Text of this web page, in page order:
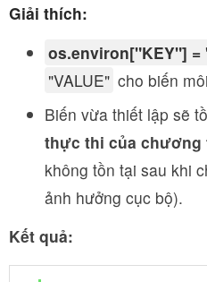
Giải thích:
os.environ["KEY"] =
"VALUE" cho biến
Biến vừa thiết lập sẽ
thực thi của chương
không tồn tại sau khi
ảnh hưởng cục bộ).
Kết quả: